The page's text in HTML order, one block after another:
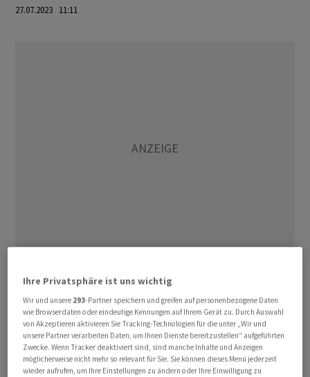
27.07.2023 11:11
Der Index hat sich somit den siebten Monat in Folge
Index drückt ein Wert von 100 eine neutrale Haltung
aus. Somit deutet der aktuelle Stand trotz des Anstiegs
gleichwohl noch immer auf eine generelle
Zurückhaltung hin.
Ihre Privatsphäre ist uns wichtig
Wir und unsere 293-Partner speichern und greifen auf personenbezogene Daten
wie Browserdaten oder eindeutige Kennungen auf Ihrem Gerät zu. Durch Auswahl
von Akzeptieren aktivieren Sie Tracking-Technologien für die unter „Wir und
unsere Partner verarbeiten Daten, um Ihnen Dienste bereitzustellen“ aufgeführten
Zwecke. Wenn Tracker deaktiviert sind, sind manche Inhalte und Anzeigen
möglicherweise nicht mehr so relevant für Sie. Sie können dieses Menü jederzeit
wieder aufrufen, um Ihre Einstellungen zu ändern oder Ihre Einwilligung zu